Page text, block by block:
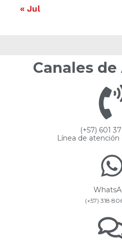
« Jul
Canales
(+57) 601
Línea de atención
(+57) 318